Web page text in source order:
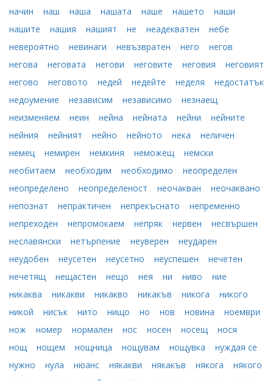
начин
наш наша нашата наше нашето
наши
нашите
нашия нашият не неадекватен
небе
невероятно
невинаги невъзвратен него
негов
негова
неговата негови неговите неговия
неговият
негово
неговото недей недейте неделя
недостатък
недоумение
независим независимо
незнаещ
неизменяем
неин нейна нейната нейни
нейните
нейния
нейният нейно нейното нека
неличен
немец
немирен немкиня неможещ
немски
необитаем
необходим необходимо
неопределен
неопределено
неопределеност неочакван
неочаквано
непознат
непрактичен непрекъснато
непременно
непреходен
непромокаем непряк нервен
несвършен
неславянски
нетърпение неуверен
неударен
неудобен
неусетен неусетно неуспешен
нечетен
нечетящ
нещастен нещо нея ни ниво
ние
никаква
никакви никакво никакъв никога
никого
никой
нисък нито нищо но нов новина
ноември
нож
номер нормален нос носен носещ
нося
нощ
нощем нощница нощувам нощувка
нуждая се
нужно
нула нюанс някакви някакъв някога
някого